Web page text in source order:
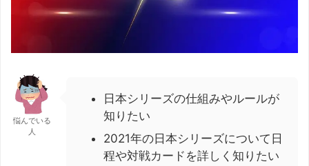
悩んでいる
人
日本シリーズの仕組みやルールが
知りたい
2021年の日本シリーズについて日
程や対戦カードを詳しく知りたい